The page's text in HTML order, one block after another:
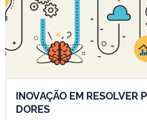
INOVAÇÃO EM RESOLVER
DORES